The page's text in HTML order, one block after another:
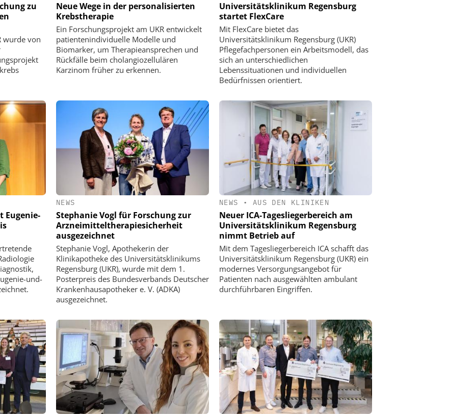
zu
wurde von
Neue Wege in der personalisierten
Krebstherapie
Ein Forschungsprojekt am UKR entwickelt
patientenindividuelle Modelle und
Biomarker, um Therapieansprechen und
Rückfälle beim cholangiozellulären
Karzinom früher zu erkennen.
Universitätsklinikum Regensburg
startet FlexCare
Mit FlexCare bietet das
Universitätsklinikum Regensburg (UKR)
Pflegefachpersonen ein Arbeitsmodell, das
sich an unterschiedlichen
Lebenssituationen und individuellen
Bedürfnissen orientiert.
Eugenie-
und-
NEWS
Stephanie Vogl für Forschung zur
Arzneimitteltherapiesicherheit
ausgezeichnet
Stephanie Vogl, Apothekerin der
Klinikapotheke des Universitätsklinikums
Regensburg (UKR), wurde mit dem 1.
Posterpreis des Bundesverbands Deutscher
Krankenhausapotheker e. V. (ADKA)
ausgezeichnet.
NEWS • AUS DEN KLINIKEN
Neuer ICA-Tagesliegerbereich am
Universitätsklinikum Regensburg
nimmt Betrieb auf
Mit dem Tagesliegerbereich ICA schafft das
Universitätsklinikum Regensburg (UKR) ein
modernes Versorgungsangebot für
Patienten nach ausgewählten ambulant
durchführbaren Eingriffen.